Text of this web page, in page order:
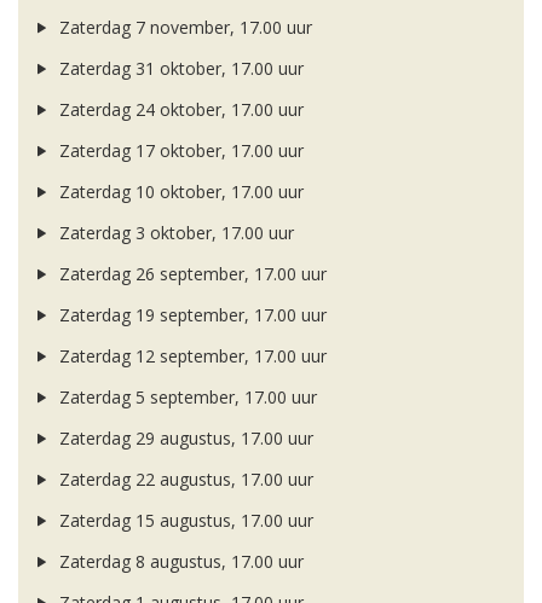
Zaterdag 7 november, 17.00 uur
Zaterdag 31 oktober, 17.00 uur
Zaterdag 24 oktober, 17.00 uur
Zaterdag 17 oktober, 17.00 uur
Zaterdag 10 oktober, 17.00 uur
Zaterdag 3 oktober, 17.00 uur
Zaterdag 26 september, 17.00 uur
Zaterdag 19 september, 17.00 uur
Zaterdag 12 september, 17.00 uur
Zaterdag 5 september, 17.00 uur
Zaterdag 29 augustus, 17.00 uur
Zaterdag 22 augustus, 17.00 uur
Zaterdag 15 augustus, 17.00 uur
Zaterdag 8 augustus, 17.00 uur